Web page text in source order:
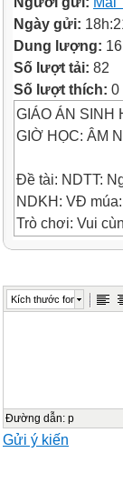
Ngày gửi:
Dung lượng:
Số lượt tải: 82
Số lượt thích: 0
GIÁO ÁN SINH
GIỜ HỌC: ÂM
Đề tài: NDTT:
NDKH: VĐ múa:
Trò chơi: Vui
Ngày thực hiện:
Giáo viên thực
được tình cảm
- Trẻ biết vận
Kích thước font
Đường dẫn: p
Gửi ý kiến